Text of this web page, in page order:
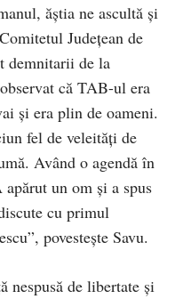
ăștia ne ascultă și
Județean de
demnitarii de la
că TAB-ul era
și era plin de oameni.
fel de veleități de
Având o agendă în
apărut un om și a spus
cu primul
povestește Savu.
nespusă de libertate și